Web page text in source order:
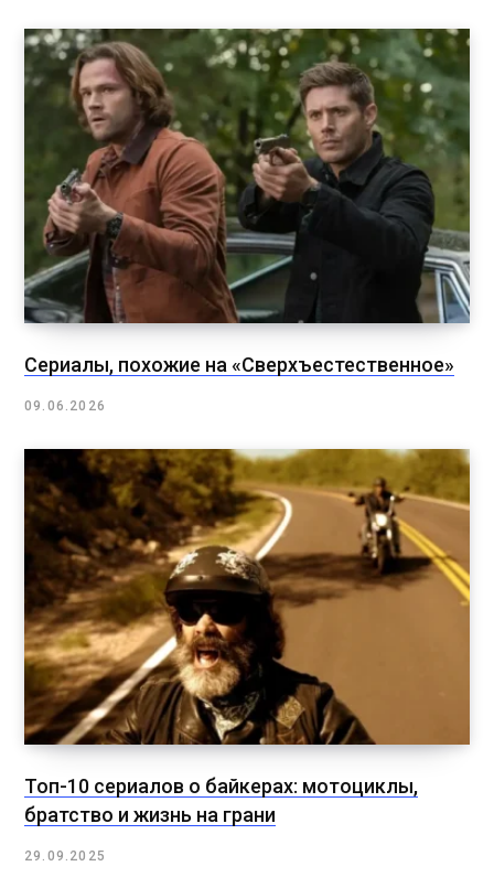
Сериалы, похожие на «Сверхъестественное»
09.06.2026
Топ-10 сериалов о байкерах: мотоциклы,
братство и жизнь на грани
29.09.2025